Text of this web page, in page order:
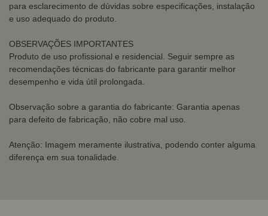
para esclarecimento de dúvidas sobre especificações, instalação
e uso adequado do produto.
OBSERVAÇÕES IMPORTANTES
Produto de uso profissional e residencial. Seguir sempre as
recomendações técnicas do fabricante para garantir melhor
desempenho e vida útil prolongada.
Observação sobre a garantia do fabricante: Garantia apenas
para defeito de fabricação, não cobre mal uso.
Atenção: Imagem meramente ilustrativa, podendo conter alguma
diferença em sua tonalidade.